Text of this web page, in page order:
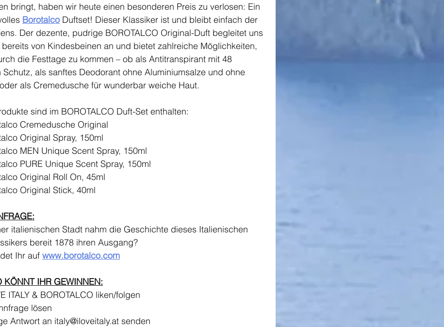
bringt, haben wir heute einen besonderen Preis zu verlosen: Ein
Borotalco Duftset! Dieser Klassiker ist und bleibt einfach der
Der dezente, pudrige BOROTALCO Original-Duft begleitet uns
bereits von Kindesbeinen an und bietet zahlreiche Möglichkeiten,
die Festtage zu kommen – ob als Antitranspirant mit 48
Schutz, als sanftes Deodorant ohne Aluminiumsalze und ohne
als Cremedusche für wunderbar weiche Haut.
sind im BOROTALCO Duft-Set enthalten:
Cremedusche Original
Original Spray, 150ml
MEN Unique Scent Spray, 150ml
PURE Unique Scent Spray, 150ml
Original Roll On, 45ml
Original Stick, 40ml
italienischen Stadt nahm die Geschichte dieses Italienischen
bereit 1878 ihren Ausgang?
Ihr auf www.borotalco.com
KÖNNT IHR GEWINNEN:
ITALY & BOROTALCO liken/folgen
lösen
Antwort an italy@iloveitaly.at senden